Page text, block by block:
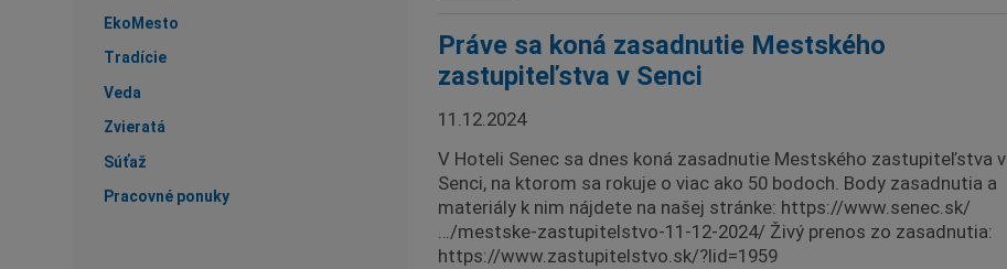
EkoMesto
Tradície
Veda
Zvieratá
Súťaž
Pracovné ponuky
Práve sa koná zasadnutie Mestského
zastupiteľstva v Senci
11.12.2024
V Hoteli Senec sa dnes koná zasadnutie Mestského zastupiteľstva v
Senci, na ktorom sa rokuje o viac ako 50 bodoch. Body zasadnutia a
materiály k nim nájdete na našej stránke: https://www.senec.sk/
…/mestske-zastupitelstvo-11-12-2024/ Živý prenos zo zasadnutia:
https://www.zastupitelstvo.sk/?lid=1959